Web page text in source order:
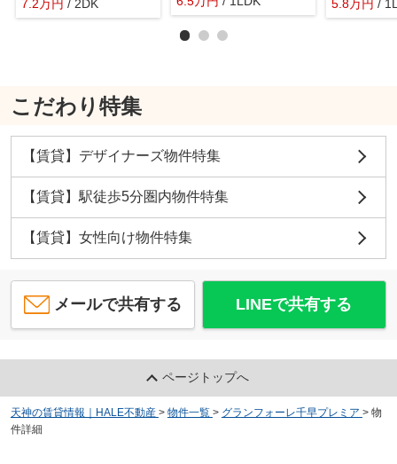
7.2万円 / 2DK
5.8万円 /
こだわり特集
【賃貸】デザイナーズ物件特集
【賃貸】駅徒歩5分圏内物件特集
【賃貸】女性向け物件特集
メールで共有する LINEで共有する
ページトップへ
天神の賃貸情報｜HALE不動産 > 物件一覧 > グランフォーレ千早プレミア > 物
件詳細